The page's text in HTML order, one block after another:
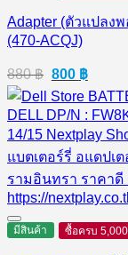
Adapter (ตัวแปลงพ
(470-ACQJ)
880฿ Original
price
was:
880 ฿.
800 ฿Current
price
is:
800 ฿.
มีสินค้า ซื้อครบ